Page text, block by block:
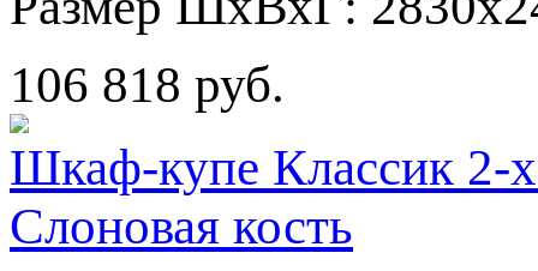
106 818 руб.
Шкаф-купе Классик 2-
Слоновая кость